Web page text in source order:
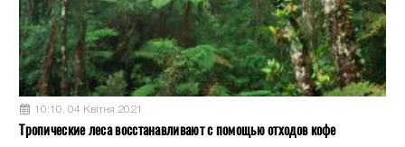
10:10, 04 Квітня 2021
Тропические леса восстанавливают с помощью отходов кофе